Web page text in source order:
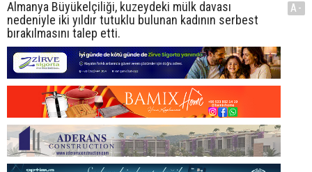
Almanya Büyükelçiliği, kuzeydeki mülk davası
nedeniyle iki yıldır tutuklu bulunan kadının serbest
bırakılmasını talep etti.
A-